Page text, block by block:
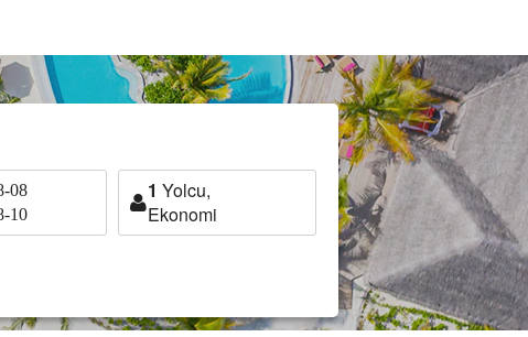
08
10
1 Yolcu,
Ekonomi